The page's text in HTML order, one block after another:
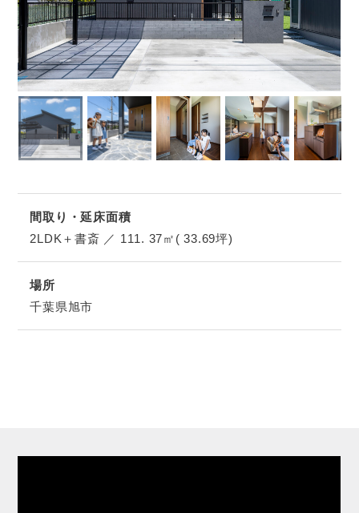
間取り・延床面積
2LDK＋書斎 ／ 111. 37㎡( 33.69坪)
場所
千葉県旭市